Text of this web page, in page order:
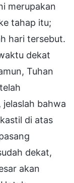
merupakan
tahap itu;
hari tersebut.
dekat
Tuhan
bahwa
di atas
dekat,
akan